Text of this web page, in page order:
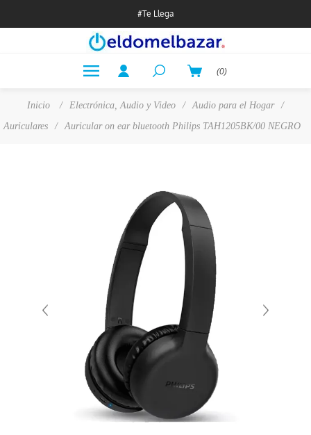
#Te Llega
(0)
Inicio / Electrónica, Audio y Video / Audio para el Hogar
/
Auriculares
/ Auricular on ear bluetooth Philips TAH1205BK/00 NEGRO